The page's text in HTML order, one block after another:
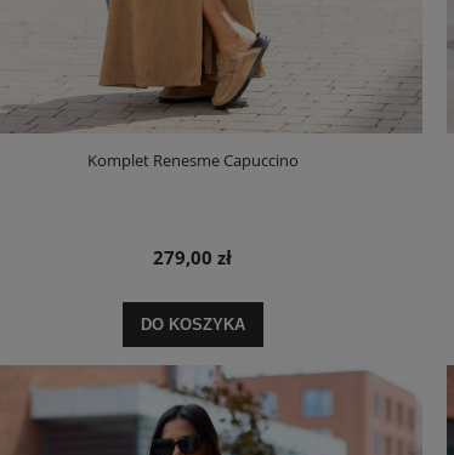
Komplet Renesme Capuccino
279,00 zł
DO KOSZYKA